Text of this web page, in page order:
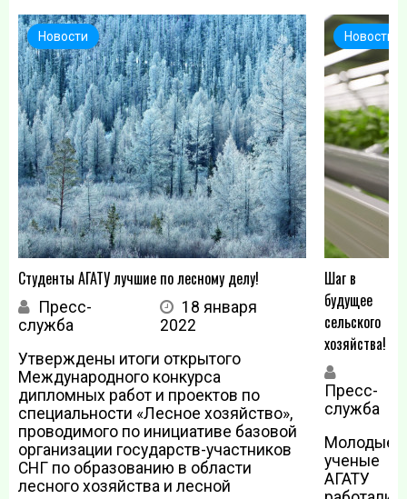
Новости
Студенты АГАТУ лучшие по лесному делу!
Пресс-
служба
18 января
2022
Утверждены итоги открытого
Международного конкурса
дипломных работ и проектов по
специальности «Лесное хозяйство»,
проводимого по инициативе базовой
организации государств-участников
СНГ по образованию в области
лесного хозяйства и лесной
Новости
Шаг в
будущее
сельского
хозяйства!
Пресс-
служба
Молодые
ученые
АГАТУ